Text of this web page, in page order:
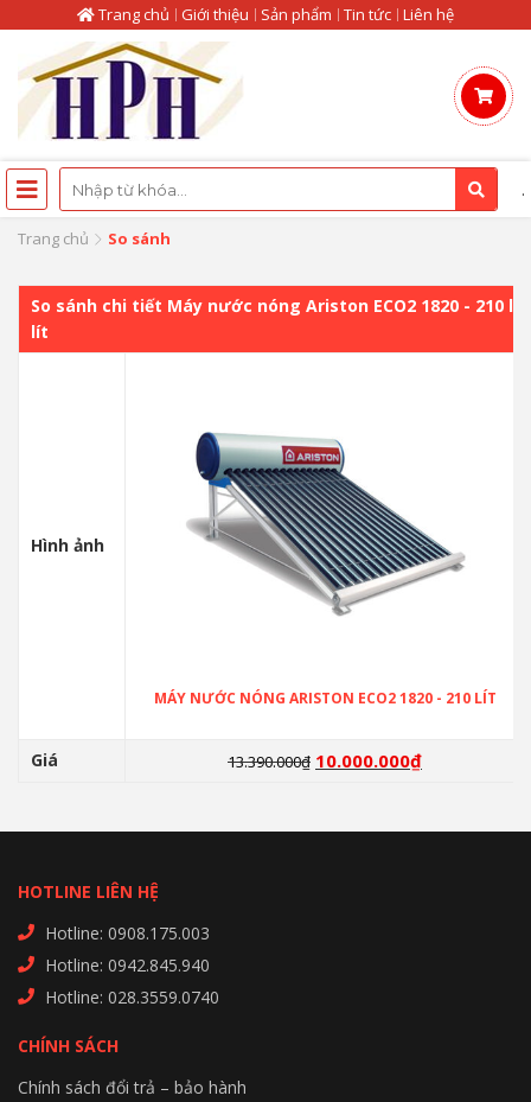
Trang chủ Giới thiệu Sản phẩm Tin tức Liên hệ
.
Trang chủ So sánh
So sánh chi tiết Máy nước nóng Ariston ECO2 1820 - 210
lít
Hình ảnh
MÁY NƯỚC NÓNG ARISTON ECO2 1820 - 210 LÍT
Giá 13.390.000₫ 10.000.000₫
HOTLINE LIÊN HỆ
Hotline: 0908.175.003
Hotline: 0942.845.940
Hotline: 028.3559.0740
CHÍNH SÁCH
Chính sách đổi trả – bảo hành